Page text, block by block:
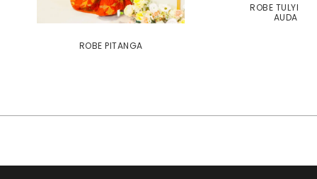
ROBE PITANGA
ROBE TULYPE